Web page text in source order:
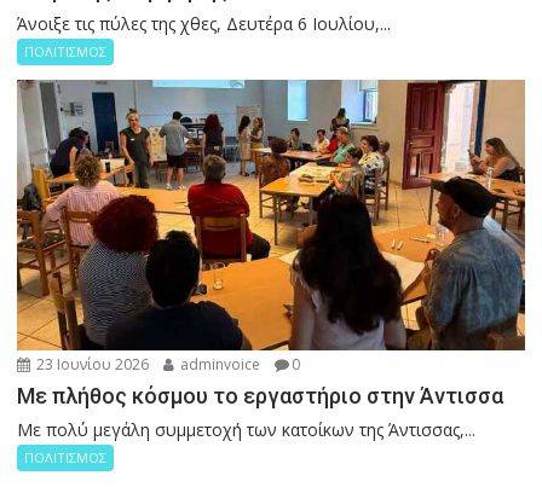
Άνοιξε τις πύλες της χθες, Δευτέρα 6 Ιουλίου,...
ΠΟΛΙΤΙΣΜΟΣ
23 Ιουνίου 2026 adminvoice 0
Με πλήθος κόσμου το εργαστήριο στην Άντισσα
Με πολύ μεγάλη συμμετοχή των κατοίκων της Άντισσας,...
ΠΟΛΙΤΙΣΜΟΣ